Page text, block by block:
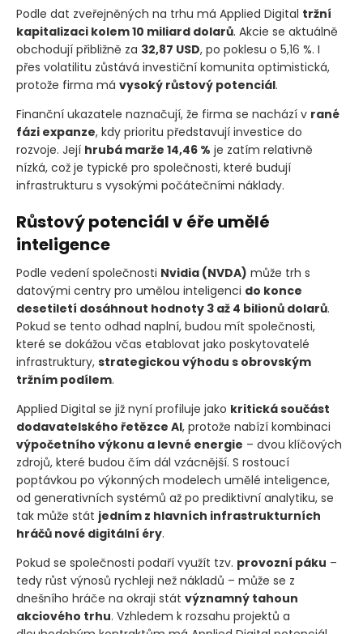
Podle dat zveřejněných na trhu má Applied Digital tržní
kapitalizaci kolem 10 miliard dolarů. Akcie se aktuálně
obchodují přibližně za 32,87 USD, po poklesu o 5,16 %. I
přes volatilitu zůstává investiční komunita optimistická,
protože firma má vysoký růstový potenciál.
Finanční ukazatele naznačují, že firma se nachází v rané
fázi expanze, kdy prioritu představují investice do
rozvoje. Její hrubá marže 14,46 % je zatím relativně
nízká, což je typické pro společnosti, které budují
infrastrukturu s vysokými počátečními náklady.
Růstový potenciál v éře umělé
inteligence
Podle vedení společnosti Nvidia (NVDA) může trh s
datovými centry pro umělou inteligenci do konce
desetiletí dosáhnout hodnoty 3 až 4 bilionů dolarů.
Pokud se tento odhad naplní, budou mít společnosti,
které se dokážou včas etablovat jako poskytovatelé
infrastruktury, strategickou výhodu s obrovským
tržním podílem.
Applied Digital se již nyní profiluje jako kritická součást
dodavatelského řetězce AI, protože nabízí kombinaci
výpočetního výkonu a levné energie – dvou klíčových
zdrojů, které budou čím dál vzácnější. S rostoucí
poptávkou po výkonných modelech umělé inteligence,
od generativních systémů až po prediktivní analytiku, se
tak může stát jedním z hlavních infrastrukturních
hráčů nové digitální éry.
Pokud se společnosti podaří využít tzv. provozní páku –
tedy růst výnosů rychleji než nákladů – může se z
dnešního hráče na okraji stát významný tahoun
akciového trhu. Vzhledem k rozsahu projektů a